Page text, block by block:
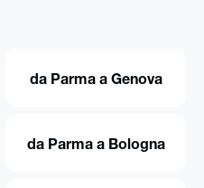
da Parma a Genova
da Parma a Bologna